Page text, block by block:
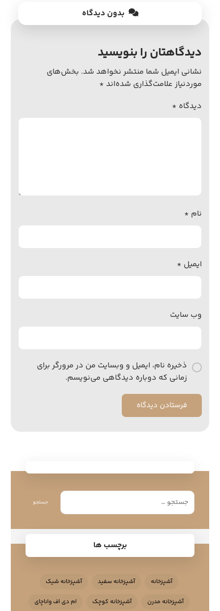
بدون دیدگاه
دیدگاهتان را بنویسید
نشانی ایمیل شما منتشر نخواهد شد. بخش‌های
موردنیاز علامت‌گذاری شده‌اند *
دیدگاه *
نام *
ایمیل *
وب‌ سایت
ذخیره نام، ایمیل و وبسایت من در مرورگر برای
زمانی که دوباره دیدگاهی می‌نویسم.
فرستادن دیدگاه
جستجو
برچسب ها
آشپزخانه آشپزخانه سفید آشپزخانه شیک
آشپزخانه مدرن آشپزخانه کوچک ام دی اف واناچای